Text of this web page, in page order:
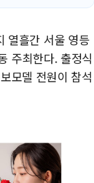
열흘간 서울 영등
주최한다. 출정식
모델 전원이 참석